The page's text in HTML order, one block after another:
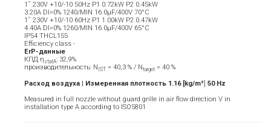
1˜ 230V +10/-10 50Hz P1 0.72kW P2 0.45kW
3.20A DI=0% 1240/MIN 16.0µF/400V 70°C
1˜ 230V +10/-10 60Hz P1 1.00kW P2 0.47kW
4.40A DI=0% 1260/MIN 16.0µF/400V 65°C
IP54 THCL155
Efficiency class -
ErP-данные
КПД η statA: 32,9%
производительность: N IST = 40,3 % / Ntarget = 40 %
Расход воздуха | Измеренная плотность 1.16 [kg/m³ 50 Hz
Measured in full nozzle without guard grille in air flow direction V in
installation type A according to ISO5801